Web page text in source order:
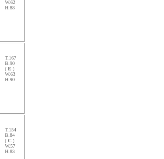
W.62
H.88
T.167
B.90
( E )
W.63
H.90
T.154
B.84
( C )
W.57
H.83